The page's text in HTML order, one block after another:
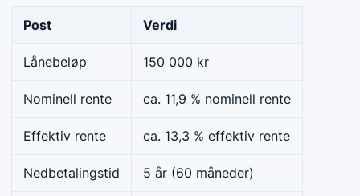
Post Verdi
Lånebeløp 150 000 kr
Nominell rente ca. 11,9 % nominell rente
Effektiv rente ca. 13,3 % effektiv rente
Nedbetalingstid 5 år (60 måneder)